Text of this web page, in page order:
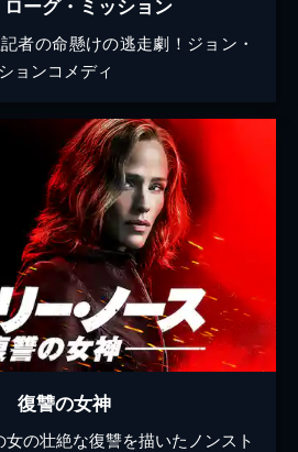
ーグ・ミッション
者の命懸けの逃走劇！ジョン・
ョンコメディ
復讐の女神
の壮絶な復讐を描いたノンスト